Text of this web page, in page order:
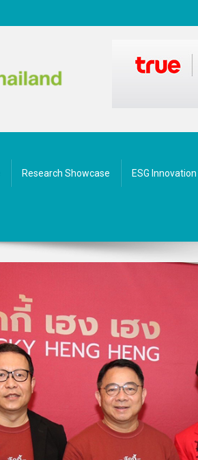
Research Showcase ESG Innovation